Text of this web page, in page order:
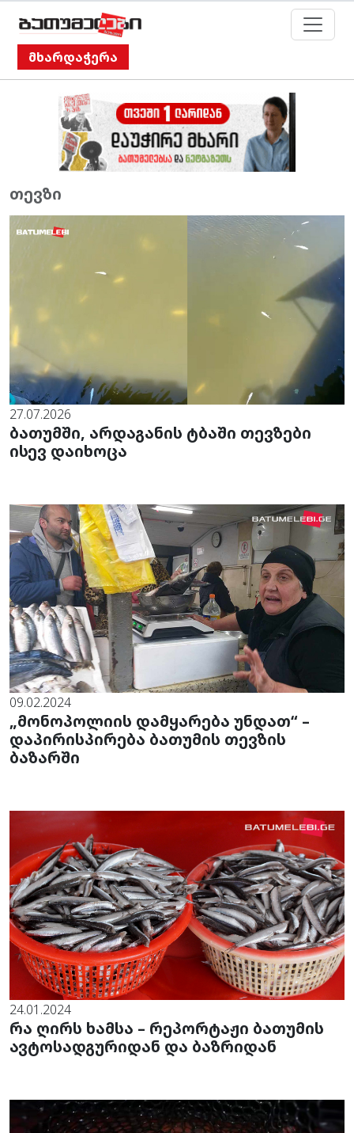
მხარდაჭერა
თევზი
27.07.2026
ბათუმში, არდაგანის ტბაში თევზები
ისევ დაიხოცა
09.02.2024
„მონოპოლიის დამყარება უნდათ“ –
დაპირისპირება ბათუმის თევზის
ბაზარში
24.01.2024
რა ღირს ხამსა – რეპორტაჟი ბათუმის
ავტოსადგურიდან და ბაზრიდან